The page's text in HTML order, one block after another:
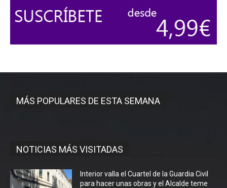
MÁS POPULARES DE ESTA SEMANA
NOTICIAS MÁS VISITADAS
Interior valla el Cuartel de la Guardia Civil
para hacer unas obras y el Alcalde teme